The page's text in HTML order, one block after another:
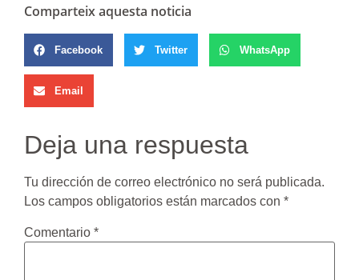
Comparteix aquesta noticia
Facebook Twitter WhatsApp
Email
Deja una respuesta
Tu dirección de correo electrónico no será publicada.
Los campos obligatorios están marcados con *
Comentario *